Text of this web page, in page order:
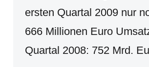
ersten Quartal 2009 nur
666 Millionen Euro
Quartal 2008: 752 Mrd.